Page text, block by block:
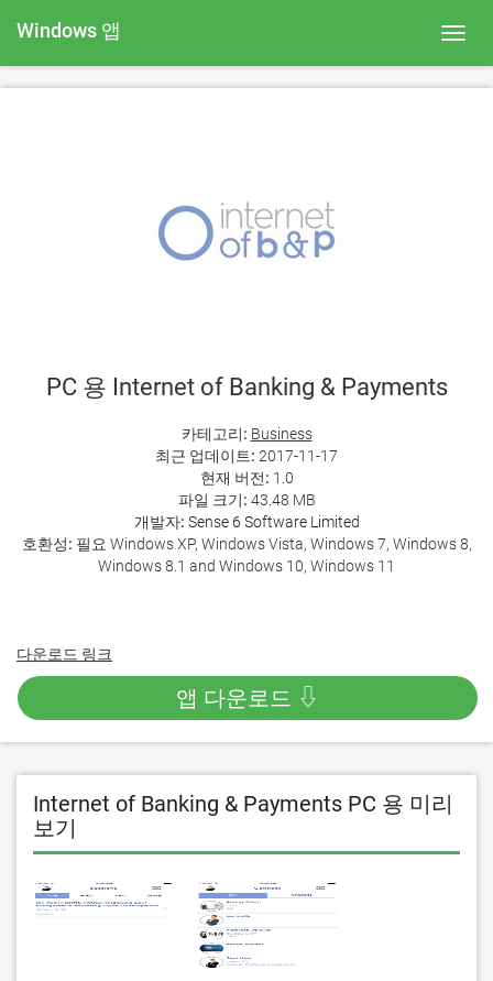
Windows 앱
PC 용 Internet of Banking & Payments
카테고리: Business
최근 업데이트: 2017-11-17
현재 버전: 1.0
파일 크기: 43.48 MB
개발자: Sense 6 Software Limited
호환성: 필요 Windows XP, Windows Vista, Windows 7, Windows 8,
Windows 8.1 and Windows 10, Windows 11
다운로드 링크
앱 다운로드 ⇩
Internet of Banking & Payments PC 용 미리
보기